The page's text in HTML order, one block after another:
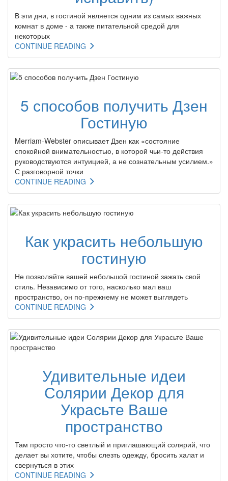
В эти дни, в гостиной является одним из самых важных
комнат в доме - а также питательной средой для
некоторых
CONTINUE READING
5 способов получить Дзен
Гостиную
Merriam-Webster описывает Дзен как «состояние
спокойной внимательностью, в которой чьи-то действия
руководствуются интуицией, а не сознательным усилием.»
С разговорной точки
CONTINUE READING
Как украсить небольшую
гостиную
Не позволяйте вашей небольшой гостиной зажать свой
стиль. Независимо от того, насколько мал ваш
пространство, он по-прежнему не может выглядеть
CONTINUE READING
Удивительные идеи
Солярии Декор для
Украсьте Ваше
пространство
Там просто что-то светлый и приглашающий солярий, что
делает вы хотите, чтобы слезть одежду, бросить халат и
свернуться в этих
CONTINUE READING